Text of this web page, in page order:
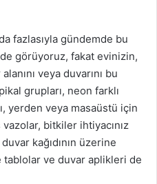
fazlasıyla gündemde bu
görüyoruz, fakat evinizin,
veya duvarını bu
grupları, neon farklı
yerden veya masaüstü için
bitkiler ihtiyacınız
kağıdının üzerine
ve duvar aplikleri de